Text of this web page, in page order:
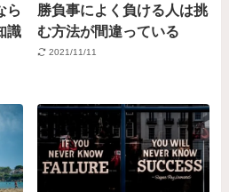
ら
識
勝負事によく負ける人は挑
む方法が間違っている
2021/11/11